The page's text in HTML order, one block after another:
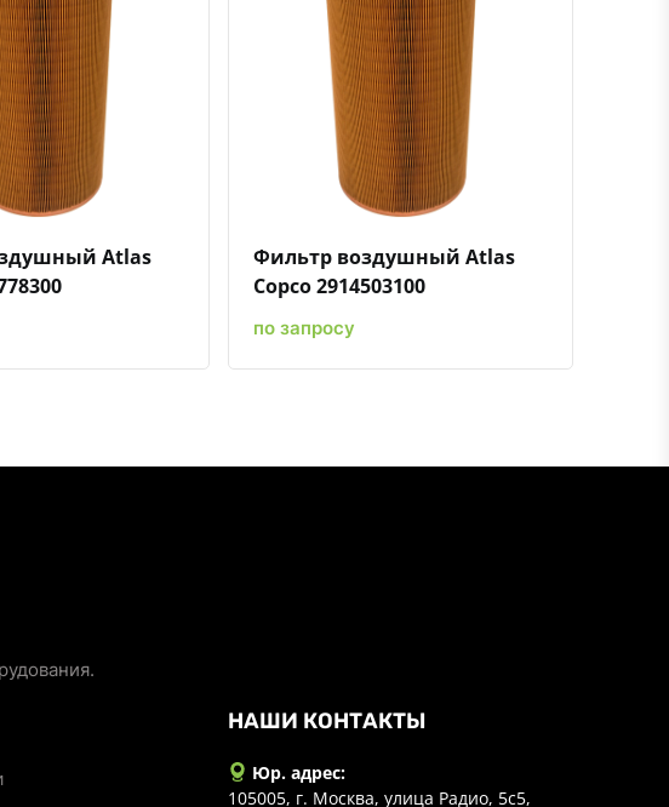
просмотр
Добавить к сравнениюДобавить в избранное
Atlas
Быстрый просмотрДобавить к сравнениюДобавить в избранное
Фильтр воздушный Atlas
Copco 2914503100
по запросу
НАШИ КОНТАКТЫ
Юр. адрес:
105005, г. Москва, улица Радио, 5с5,